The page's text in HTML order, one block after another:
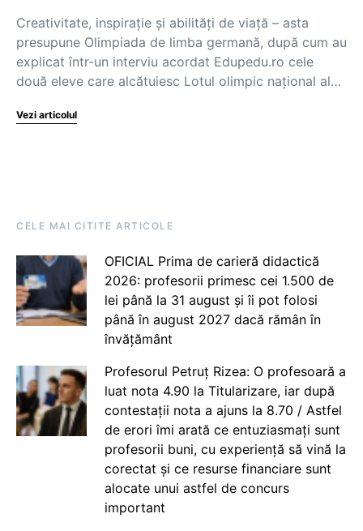
Creativitate, inspirație și abilități de viață – asta
presupune Olimpiada de limba germană, după cum au
explicat într-un interviu acordat Edupedu.ro cele
două eleve care alcătuiesc Lotul olimpic național al…
Vezi articolul
CELE MAI CITITE ARTICOLE
OFICIAL Prima de carieră didactică
2026: profesorii primesc cei 1.500 de
lei până la 31 august și îi pot folosi
până în august 2027 dacă rămân în
învățământ
Profesorul Petruț Rizea: O profesoară a
luat nota 4.90 la Titularizare, iar după
contestații nota a ajuns la 8.70 / Astfel
de erori îmi arată ce entuziasmați sunt
profesorii buni, cu experiență să vină la
corectat și ce resurse financiare sunt
alocate unui astfel de concurs
important